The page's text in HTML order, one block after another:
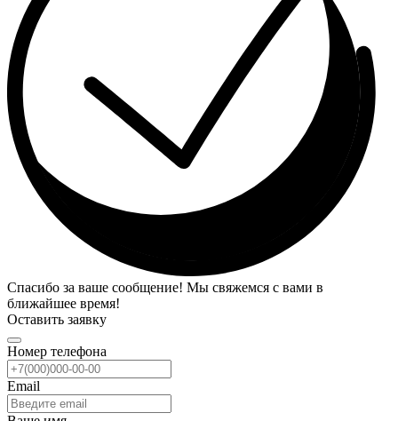
Спасибо за ваше сообщение! Мы свяжемся с вами в
ближайшее время!
Оставить заявку
Номер телефона
Email